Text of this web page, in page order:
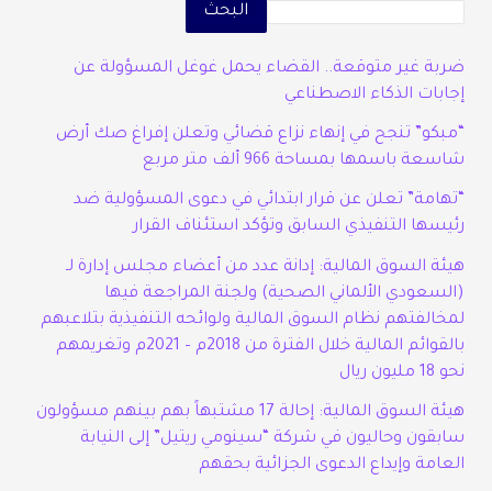
البحث
ضربة غير متوقعة.. القضاء يحمل غوغل المسؤولة عن
إجابات الذكاء الاصطناعي
“مبكو” تنجح في إنهاء نزاع قضائي وتعلن إفراغ صك أرض
شاسعة باسمها بمساحة 966 ألف متر مربع
“تهامة” تعلن عن قرار ابتدائي في دعوى المسؤولية ضد
رئيسها التنفيذي السابق وتؤكد استئناف القرار
هيئة السوق المالية: إدانة عدد من أعضاء مجلس إدارة لـ
(السعودي الألماني الصحية) ولجنة المراجعة فيها
لمخالفتهم نظام السوق المالية ولوائحه التنفيذية بتلاعبهم
بالقوائم المالية خلال الفترة من 2018م – 2021م وتغريمهم
نحو 18 مليون ريال
هيئة السوق المالية: إحالة 17 مشتبهاً بهم بينهم مسؤولون
سابقون وحاليون في شركة “سينومي ريتيل” إلى النيابة
العامة وإيداع الدعوى الجزائية بحقهم